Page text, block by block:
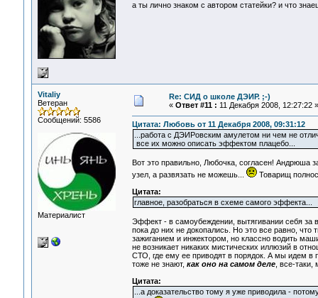
а ты лично знаком с автором статейки? и что
Vitaliy
Ветеран
Сообщений: 5586
Материалист
Re: СИД о школе ДЭИР. ;-)
« Ответ #11 : 11 Декабря 2008, 12:27:22 »
Цитата: Любовь от 11 Декабря 2008, 09:31:12
...работа с ДЭИРовским амулетом ни чем не
все их можно описать эффектом плацебо...
Вот это правильно, Любочка, согласен! Андрюша
узел, а развязать не можешь...
Товарищ
Цитата:
главное, разобраться в схеме самого эффекта...
Эффект - в самоубеждении, вытягивании себя
пока до них не докопались. Но это все равно, что
зажиганием и инжектором, но классно водить
не возникает никаких мистических иллюзий в
СТО, где ему ее приводят в порядок. А мы идем в
тоже не знают, как оно на самом деле, все-таки,
Цитата:
...а доказательство тому я уже приводила -